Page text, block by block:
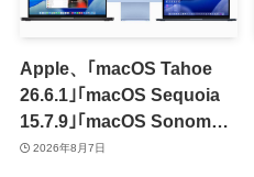
Apple、｢macOS Tahoe
26.6.1｣｢macOS Sequoia
15.7.9｣｢macOS Sonoma
14.8.9｣をリリース ｰ 画面共
2026年8月7日